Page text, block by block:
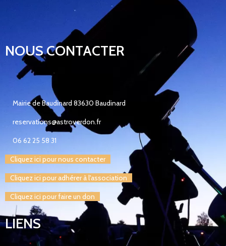
NOUS CONTACTER
Mairie de Baudinard 83630 Baudinard
reservations@astroverdon.fr
06 62 25 58 31
Cliquez ici pour nous contacter
Cliquez ici pour adhérer à l'association
Cliquez ici pour faire un don
LIENS